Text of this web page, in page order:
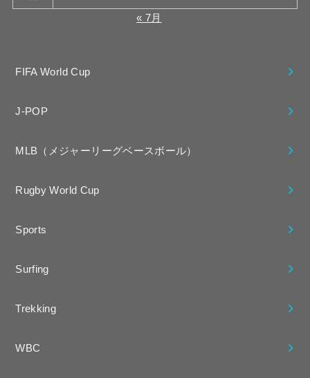
« 7月
FIFA World Cup
J-POP
MLB（メジャーリーグベースボール）
Rugby World Cup
Sports
Surfing
Trekking
WBC